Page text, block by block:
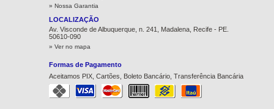
» Nossa Garantia
LOCALIZAÇÃO
Av. Visconde de Albuquerque, n. 241, Madalena, Recife - PE.
50610-090
» Ver no mapa
Formas de Pagamento
Aceitamos PIX, Cartões, Boleto Bancário, Transferência Bancária